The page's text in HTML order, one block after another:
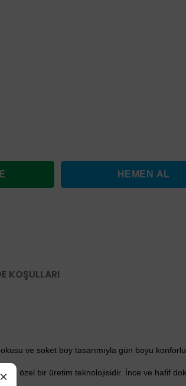
KOŞULLARI
ve soket boy tasarımıyla gün boyu
özel bir üretim teknolojisidir. İnce ve hafif
×